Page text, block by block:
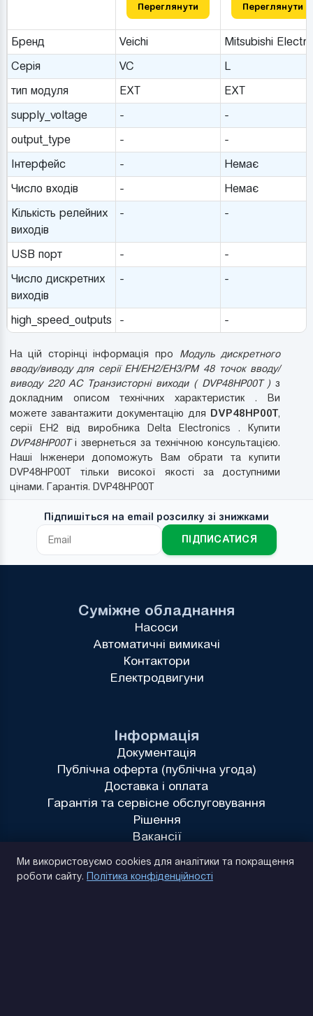
Переглянути Переглянути
Бренд Veichi
Mitsubishi
Серія
VC
L
тип модуля
EXT
EXT
supply_voltage
-
-
output_type
-
-
Інтерфейс
-
Немає
Число входів
-
Немає
Кількість релейних
виходів
- -
USB порт -
-
Число дискретних
виходів
- -
high_speed_outputs - -
На цій сторінці інформація про Модуль дискретного
вводу/виводу для серії EH/EH2/EH3/PM 48 точок вводу/
виводу 220 AC Транзисторні виходи ( DVP48HP00T ) з
докладним описом технічних характеристик . Ви
можете завантажити документацію для DVP48HP00T,
серії EH2 від виробника Delta Electronics . Купити
DVP48HP00Tі звернеться за технічною консультацією.
Наші Інженери допоможуть Вам обрати та купити
DVP48HP00T тільки високої якості за доступними
цінами. Гарантія. DVP48HP00T
Підпишіться на email розсилку зі знижками
ПІДПИСАТИСЯ
Інформація
Документація
Публічна оферта (публічна угода)
Доставка і оплата
Гарантія та сервісне обслуговування
Рішення
Вакансії
Суміжне обладнання
Насоси
Автоматичні вимикачі
Контактори
Електродвигуни
Ми використовуємо cookies для аналітики та покращення
роботи сайту. Політика конфіденційності